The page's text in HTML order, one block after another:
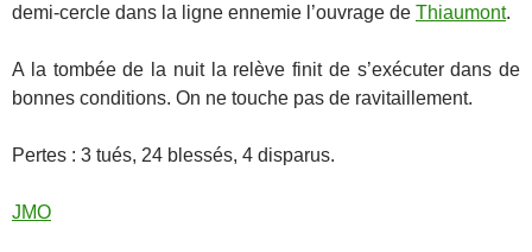
demi-cercle dans la ligne ennemie l’ouvrage de Thiaumont.
A la tombée de la nuit la relève finit de s’exécuter dans de
bonnes conditions. On ne touche pas de ravitaillement.
Pertes : 3 tués, 24 blessés, 4 disparus.
JMO